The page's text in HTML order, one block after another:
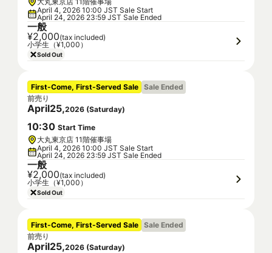
April 4, 2026 10:00 JST Sale Start
April 24, 2026 23:59 JST Sale Ended
一般
¥2,000(tax included)
小学生（¥1,000）
Sold Out
First-Come, First-Served Sale Sale Ended
前売り
April25,2026 (Saturday)
10:30 Start Time
大丸東京店 11階催事場
April 4, 2026 10:00 JST Sale Start
April 24, 2026 23:59 JST Sale Ended
一般
¥2,000(tax included)
小学生（¥1,000）
Sold Out
First-Come, First-Served Sale Sale Ended
前売り
April25,2026 (Saturday)